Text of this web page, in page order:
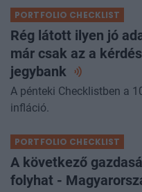
PORTFOLIO CHECKLIST
Rég látott ilyen jó
már csak az a
jegybank
A pénteki Checklistben a
infláció.
PORTFOLIO CHECKLIST
A következő
folyhat -